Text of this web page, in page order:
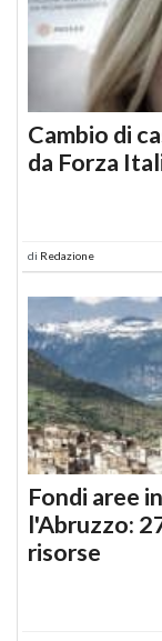
Cambio di
da Forza
di Redazione
Fondi aree
l'Abruzzo:
risorse